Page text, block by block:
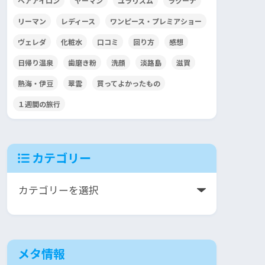
リーマン レディース ワンピース・プレミアショー
ヴェレダ 化粧水 口コミ 回り方 感想
日帰り温泉 歯磨き粉 洗顔 淡路島 滋賀
熱海・伊豆 翠雲 買ってよかったもの
１週間の旅行
カテゴリー
メタ情報